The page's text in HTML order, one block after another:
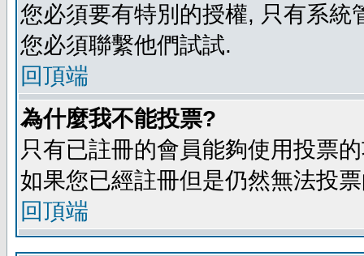
您必須要有特別的授權, 只有系
您必須聯繫他們試試.
回頂端
為什麼我不能投票?
只有已註冊的會員能夠使用投票
如果您已經註冊但是仍然無法投
回頂端